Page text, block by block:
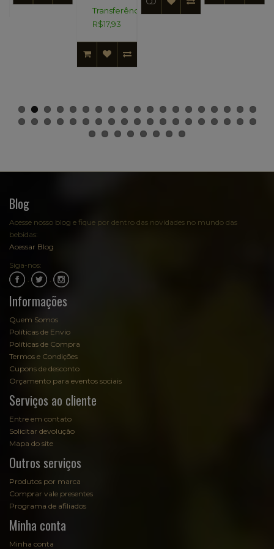
Transferência:
R$17,93
Blog
Acesse nosso blog e fique por dentro das novidades no mundo das
bebidas:
Acessar Blog
Siga-nos:
Informações
Quem Somos
Políticas de Envio
Políticas de Compra
Termos e Condições
Cupons de desconto
Orçamento para eventos sociais
Serviços ao cliente
Entre em contato
Solicitar devolução
Mapa do site
Outros serviços
Produtos por marca
Comprar vale presentes
Programa de afiliados
Minha conta
Minha conta